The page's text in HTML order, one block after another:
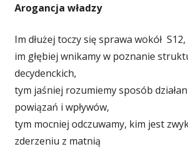
się
w
nowym
oknie
w
nowym
oknie
w
Arogancja władzy
Im dłużej toczy się sprawa wokół S12,
im głębiej wnikamy w poznanie
decydenckich,
tym jaśniej rozumiemy sposób
powiązań i wpływów,
tym mocniej odczuwamy, kim jest
zderzeniu z matnią